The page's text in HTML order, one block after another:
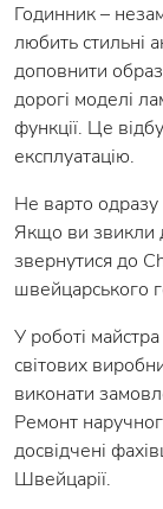
Годинник –
любить стильні
доповнити образ
дорогі моделі
функції. Це
експлуатацію.
Не варто одразу
Якщо ви звикли
звернутися до
швейцарського
У роботі
світових
виконати
Ремонт
досвідчені
Швейцарії.